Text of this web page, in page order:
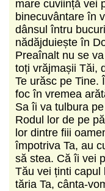
mare cuviință vei
binecuvântare în
dânsul întru
nădăjduiește în
Preaînalt nu se
toți vrăjmașii Tăi,
Te urăsc pe Tine.
foc în vremea
Sa îi va tulbura
Rodul lor de pe
lor dintre fiii
împotriva Ta, au
să stea. Că îi vei
Tău vei ținti capul
tăria Ta, cânta-